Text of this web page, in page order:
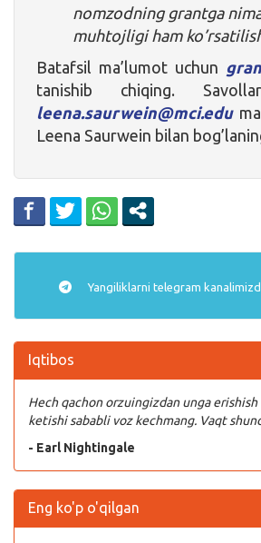
nomzodning grantga
muhtojligi ham
Batafsil ma’lumot uchun
tanishib chiqing.
leena.saurwein@mci.edu
Leena Saurwein bilan
Yangiliklarni telegram
Iqtibos
Hech qachon orzuingizdan unga erishish
ketishi sababli voz kechmang. Vaqt
- Earl Nightingale
Eng ko'p o'qilgan